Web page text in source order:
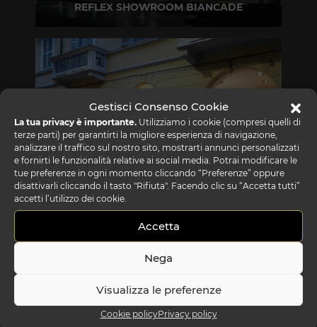
Gestisci Consenso Cookie
La tua privacy è importante. Utilizziamo i cookie (compresi quelli di
terze parti) per garantirti la migliore esperienza di navigazione,
analizzare il traffico sul nostro sito, mostrarti annunci personalizzati
e fornirti le funzionalità relative ai social media. Potrai modificare le
tue preferenze in ogni momento cliccando “Preferenze” oppure
disattivarli cliccando il tasto "Rifiuta". Facendo clic su “Accetta tutti”
accetti l’utilizzo dei cookie.
Accetta
Nega
Visualizza le preferenze
Cookie policyPrivacy policy
REFLEX SHOWROOM BIANCADE
T +39 0422 849201
REFLEX SHOWROOM MILANO
T +39 02 80582955